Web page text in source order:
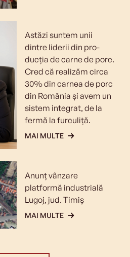
Astăzi suntem unii
dintre liderii din pro­­
ducţia de carne de porc.
Cred că realizăm circa
30% din carnea de porc
din România şi avem un
sistem integrat, de la
fermă la furculiţă.
MAI MULTE
Anunț vânzare
platformă industrială
Lugoj, jud. Timiș
MAI MULTE